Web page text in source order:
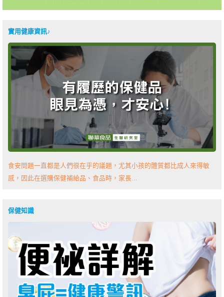
實用健康資訊♪
食安問題一直都是人們很在乎的議題，尤其小孩的體質都比成人來得敏
感，因此在選購保健補給品、食品時，家長...
保健知識